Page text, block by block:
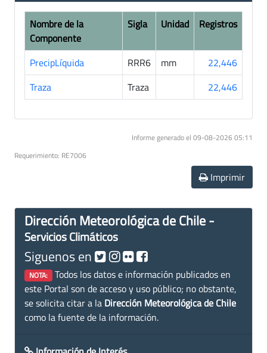
Nombre de la
Componente
Sigla Unidad Registros
PrecipLíquida RRR6 mm
22,446
Traza
Traza 22,446
Informe generado el 09-08-2026 05:11
Requerimiento: RE7006
Imprimir
Dirección Meteorológica de Chile -
Servicios Climáticos
Siguenos en
NOTA: Todos los datos e información publicados en
este Portal son de acceso y uso público; no obstante,
se solicita citar a la Dirección Meteorológica de Chile
como la fuente de la información.